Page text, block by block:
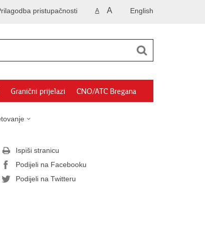
English
A A
pristupačnosti
Granični prijelazi CNO/ATC Bregana
Ispiši stranicu
Podijeli na Facebooku
Podijeli na Twitteru